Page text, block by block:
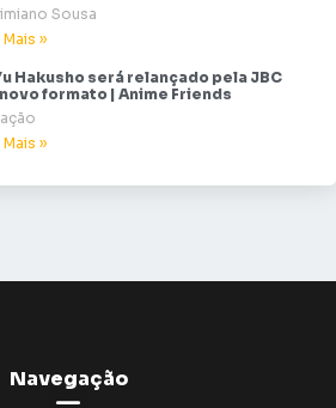
Sousa
Mais »
Hakusho será relançado pela JBC
formato | Anime Friends
Mais »
Navegação